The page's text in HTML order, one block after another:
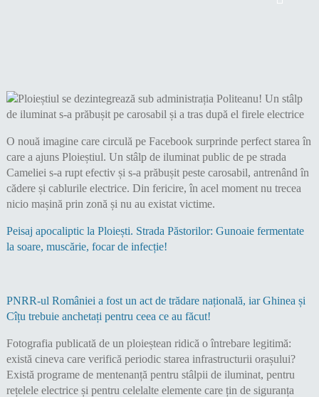
O nouă imagine care circulă pe Facebook surprinde perfect starea în
care a ajuns Ploieștiul. Un stâlp de iluminat public de pe strada
Cameliei s-a rupt efectiv și s-a prăbușit peste carosabil, antrenând în
cădere și cablurile electrice. Din fericire, în acel moment nu trecea
nicio mașină prin zonă și nu au existat victime.
Peisaj apocaliptic la Ploiești. Strada Păstorilor: Gunoaie fermentate
la soare, muscărie, focar de infecție!
PNRR-ul României a fost un act de trădare națională, iar Ghinea și
Cîțu trebuie anchetați pentru ceea ce au făcut!
Fotografia publicată de un ploieștean ridică o întrebare legitimă:
există cineva care verifică periodic starea infrastructurii orașului?
Există programe de mentenanță pentru stâlpii de iluminat, pentru
rețelele electrice și pentru celelalte elemente care țin de siguranța